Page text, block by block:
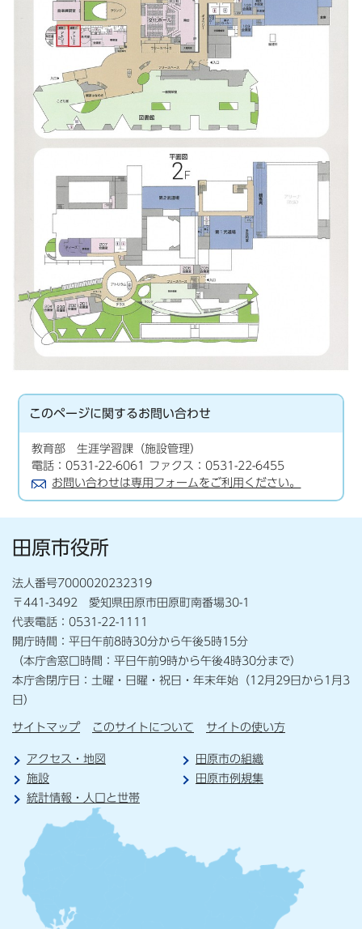
このページに関するお問い合わせ
教育部 生涯学習課（施設管理）
電話：0531-22-6061 ファクス：0531-22-6455
お問い合わせは専用フォームをご利用ください。
田原市役所
法人番号7000020232319
〒441-3492 愛知県田原市田原町南番場30-1
代表電話：0531-22-1111
開庁時間：平日午前8時30分から午後5時15分
（本庁舎窓口時間：平日午前9時から午後4時30分まで）
本庁舎閉庁日：土曜・日曜・祝日・年末年始（12月29日から1月3
日）
サイトマップ このサイトについて サイトの使い方
アクセス・地図
田原市の組織
施設
田原市例規集
統計情報・人口と世帯